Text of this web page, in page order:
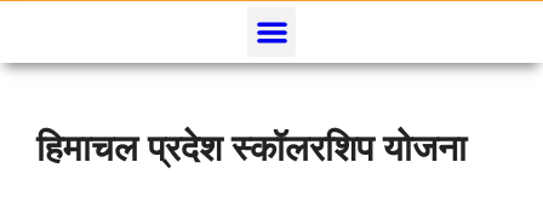
हिमाचल प्रदेश स्कॉलरशिप योजना